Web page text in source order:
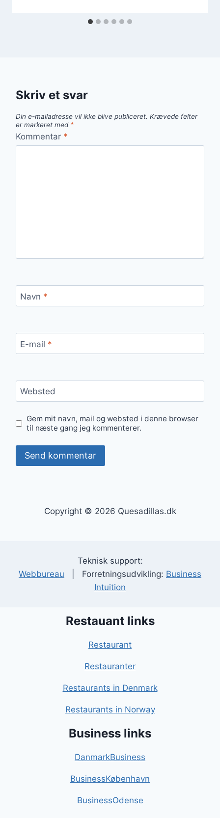
Skriv et svar
Din e-mailadresse vil ikke blive publiceret. Krævede felter
er markeret med *
Kommentar *
Navn *
E-mail *
Websted
Gem mit navn, mail og websted i denne browser
til næste gang jeg kommenterer.
Copyright © 2026 Quesadillas.dk
Teknisk support:
Webbureau | Forretningsudvikling: Business
Intuition
Restauant links
Restaurant
Restauranter
Restaurants in Denmark
Restaurants in Norway
Business links
DanmarkBusiness
BusinessKøbenhavn
BusinessOdense